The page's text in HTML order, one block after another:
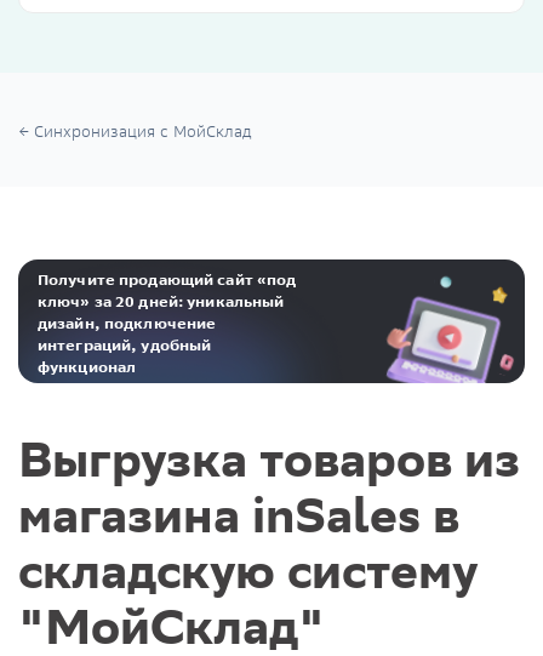
Синхронизация с МойСклад
Получите продающий сайт «под
ключ» за 20 дней: уникальный
дизайн, подключение
интеграций, удобный
функционал
Выгрузка товаров из
магазина inSales в
складскую систему
"МойСклад"